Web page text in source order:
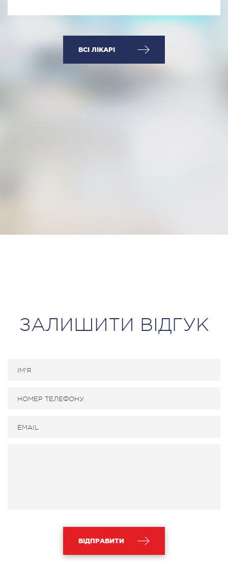
ВСІ ЛІКАРІ
ЗАЛИШИТИ ВІДГУК
ВІДПРАВИТИ